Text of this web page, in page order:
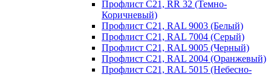
Профлист С21, RR 32 (Темно-
Коричневый)
Профлист С21, RAL 9003 (Белый)
Профлист С21, RAL 7004 (Серый)
Профлист С21, RAL 9005 (Черный)
Профлист С21, RAL 2004 (Оранжевый)
Профлист С21, RAL 5015 (Небесно-